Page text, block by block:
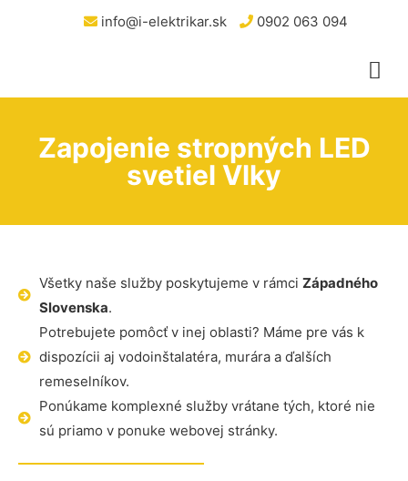
info@i-elektrikar.sk 0902 063 094
Zapojenie stropných LED
svetiel Vlky
Všetky naše služby poskytujeme v rámci Západného
Slovenska.
Potrebujete pomôcť v inej oblasti? Máme pre vás k
dispozícii aj vodoinštalatéra, murára a ďalších
remeselníkov.
Ponúkame komplexné služby vrátane tých, ktoré nie
sú priamo v ponuke webovej stránky.